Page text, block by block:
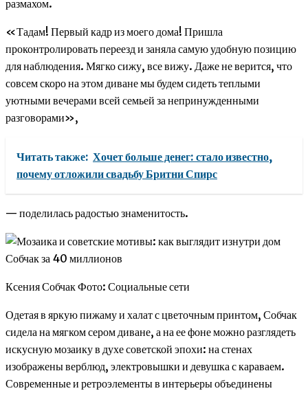
размахом.
«Тадам! Первый кадр из моего дома! Пришла
проконтролировать переезд и заняла самую удобную позицию
для наблюдения. Мягко сижу, все вижу. Даже не верится, что
совсем скоро на этом диване мы будем сидеть теплыми
уютными вечерами всей семьей за непринужденными
разговорами»,
Читать также: Хочет больше денег: стало известно,
почему отложили свадьбу Бритни Спирс
— поделилась радостью знаменитость.
Ксения Собчак Фото: Социальные сети
Одетая в яркую пижаму и халат с цветочным принтом, Собчак
сидела на мягком сером диване, а на ее фоне можно разглядеть
искусную мозаику в духе советской эпохи: на стенах
изображены верблюд, электровышки и девушка с караваем.
Современные и ретроэлементы в интерьеры объединены